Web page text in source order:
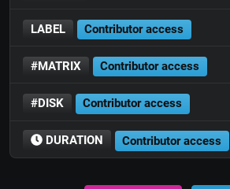
LABEL Contributor access
#MATRIX Contributor access
#DISK Contributor access
DURATION Contributor access